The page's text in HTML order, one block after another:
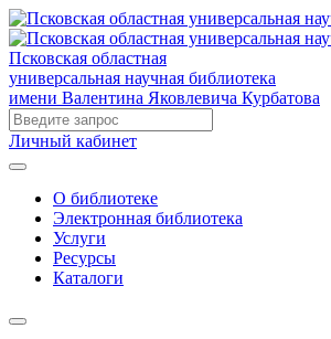
Псковская областная
универсальная научная библиотека
имени Валентина Яковлевича Курбатова
Личный кабинет
О библиотеке
Электронная библиотека
Услуги
Ресурсы
Каталоги